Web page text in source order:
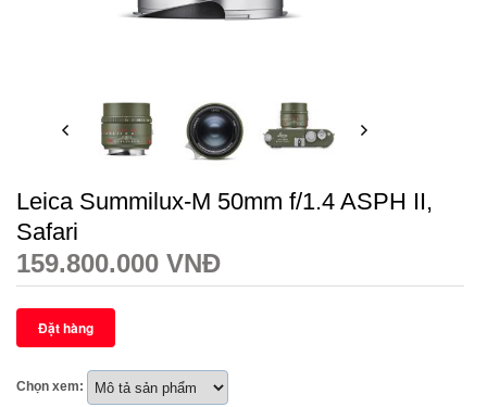
Leica Summilux-M 50mm f/1.4 ASPH II,
Safari
159.800.000 VNĐ
Chọn xem: